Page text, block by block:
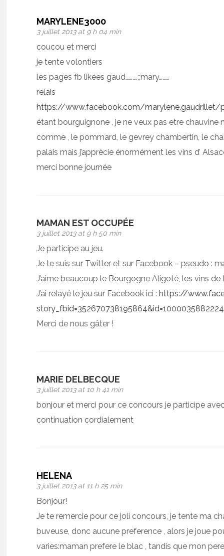
MARYLENE3000
3 juillet 2013 at 9 h 04 min
coucou et merci
je tente volontiers
les pages fb likées gaud……….;;mary………
relais
https://www.facebook.com/marylene.gaudrillet/
étant bourguignone , je ne veux pas etre chauvine
comme , le pommard, le gevrey chambertin, le
palais mais j’apprècie énormément les vins d’
merci bonne journée
MAMAN EST OCCUPÉE
3 juillet 2013 at 9 h 50 min
Je participe au jeu.
Je te suis sur Twitter et sur Facebook – pseudo :
J’aime beaucoup le Bourgogne Aligoté, les vins
J’ai relayé le jeu sur Facebook ici : https://
Merci de nous gâter !
MARIE DELBECQUE
3 juillet 2013 at 10 h 41 min
bonjour et merci pour ce concours je participe
continuation cordialement
HELENA
3 juillet 2013 at 11 h 25 min
Bonjour!
Je te remercie pour ce joli concours, je tente ma
buveuse, donc aucune preference , alors je joue
varies:maman prefere le blac , tandis que mon